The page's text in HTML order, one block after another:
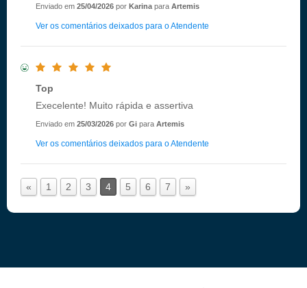
Enviado em 25/04/2026 por Karina para Artemis
Ver os comentários deixados para o Atendente
Top
Execelente! Muito rápida e assertiva
Enviado em 25/03/2026 por Gi para Artemis
Ver os comentários deixados para o Atendente
« 1 2 3 4 5 6 7 »